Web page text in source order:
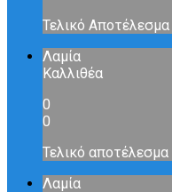
Τελικό Αποτέλεσμα
Λαμία
Καλλιθέα
0
0
Τελικό αποτέλεσμα
Λαμία